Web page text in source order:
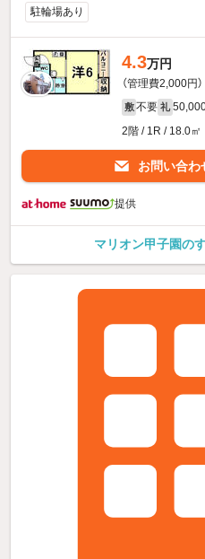
駐輪場あり
4.3万円
（管理費2,000円）
敷 不要 礼
2階 / 1R / 18.0㎡
お問い合わ
提供
マリオン甲子園の